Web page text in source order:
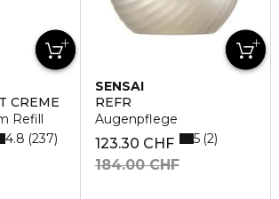
CREME
Refill
4.8 237
SENSAI
REFR
Augenpflege
123.30 CHF
184.00 CHF
5 2